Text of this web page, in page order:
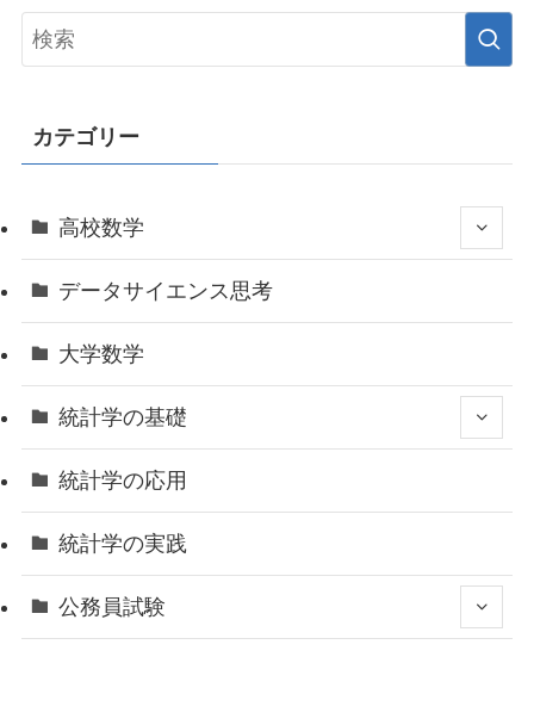
カテゴリー
高校数学
データサイエンス思考
大学数学
統計学の基礎
統計学の応用
統計学の実践
公務員試験